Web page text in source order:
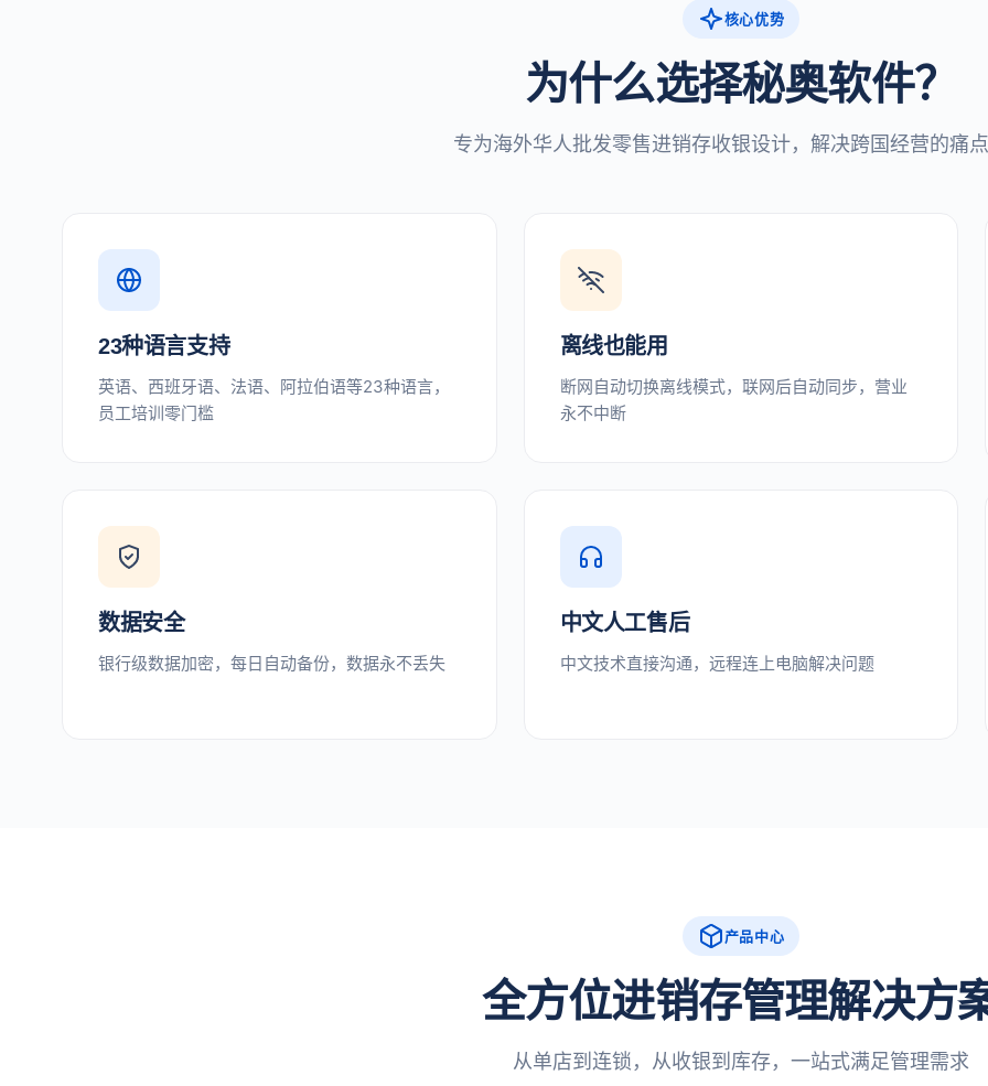
核心优势
为什么选择秘奥软件？
专为海外华人批发零售进销存收银设计，解决跨国经营的痛
23种语言支持
英语、西班牙语、法语、阿拉伯语等23种语言，
员工培训零门槛
离线也能用
断网自动切换离线模式，联网后自动同步，营业
永不中断
数据安全
银行级数据加密，每日自动备份，数据永不丢失
中文人工售后
中文技术直接沟通，远程连上电脑解决问题
产品中心
全方位进销存管理解决方
从单店到连锁，从收银到库存，一站式满足管理需求